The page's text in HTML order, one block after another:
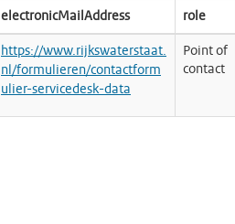
electronicMailAddress role
https://www.rijkswaterstaat.
nl/formulieren/contactform
ulier-servicedesk-data
Point of
contact